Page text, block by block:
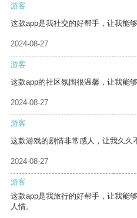
游客
这款app是我社交的好帮手，让我能
2024-08-27
游客
这款app的社区氛围很温馨，让我能
2024-08-27
游客
这款游戏的剧情非常感人，让我久久
2024-08-27
游客
这款app是我旅行的好帮手，让我能
人情。